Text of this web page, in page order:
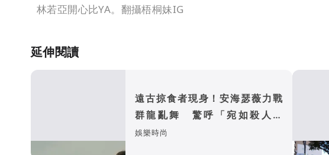
林若亞開心比YA。翻攝梧桐妹IG
延伸閱讀
遠古掠食者現身！安海瑟薇力戰
群龍亂舞 驚呼「宛如殺人機
器」
娛樂時尚